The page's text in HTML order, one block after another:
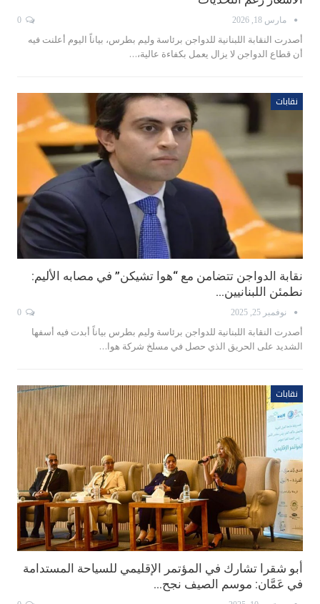
مارس 18, 2026
أصدرت النقابة اللبنانية للدواجن برئاسة وليم بطرس، بياناً اليوم أعلنت فيه
أن قطاع الدواجن لا يزال يعمل بكفاءة عالية،…
نقابات
نقابة الدواجن تتضامن مع “هوا تشيكن” في مصابه الأليم:
نطمئن اللبنانيين…
نوفمبر 25, 2025
أصدرت النقابة اللبنانية للدواجن برئاسة وليم بطرس بياناً أبدت فيه أسفها
الشديد على الحريق الذي حصل في مسلخ شركة هوا…
نقابات
أبو شقرا تشارك في المؤتمر الإقليمي للسياحة المستدامة
في عَمَّان: موسم الصيف نجح…